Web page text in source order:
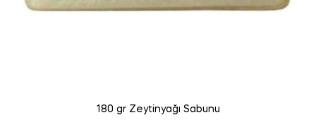
180 gr Zeytinyağı Sabunu